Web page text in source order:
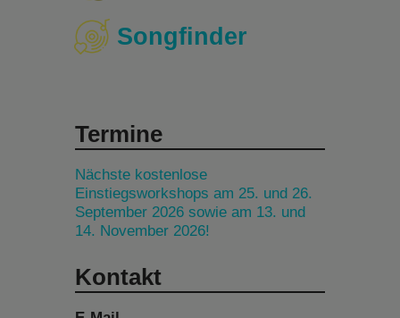
Songfinder
Termine
Nächste kostenlose
Einstiegsworkshops am 25. und 26.
September 2026 sowie am 13. und
14. November 2026!
Kontakt